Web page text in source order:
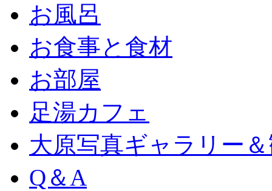
お風呂
お食事と食材
お部屋
足湯カフェ
大原写真ギャラリー
Q＆A